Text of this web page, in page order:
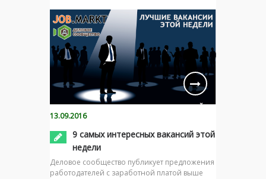
13.09.2016
9 самых интересных вакансий этой
недели
Деловое сообщество публикует предложения
работодателей с заработной платой выше